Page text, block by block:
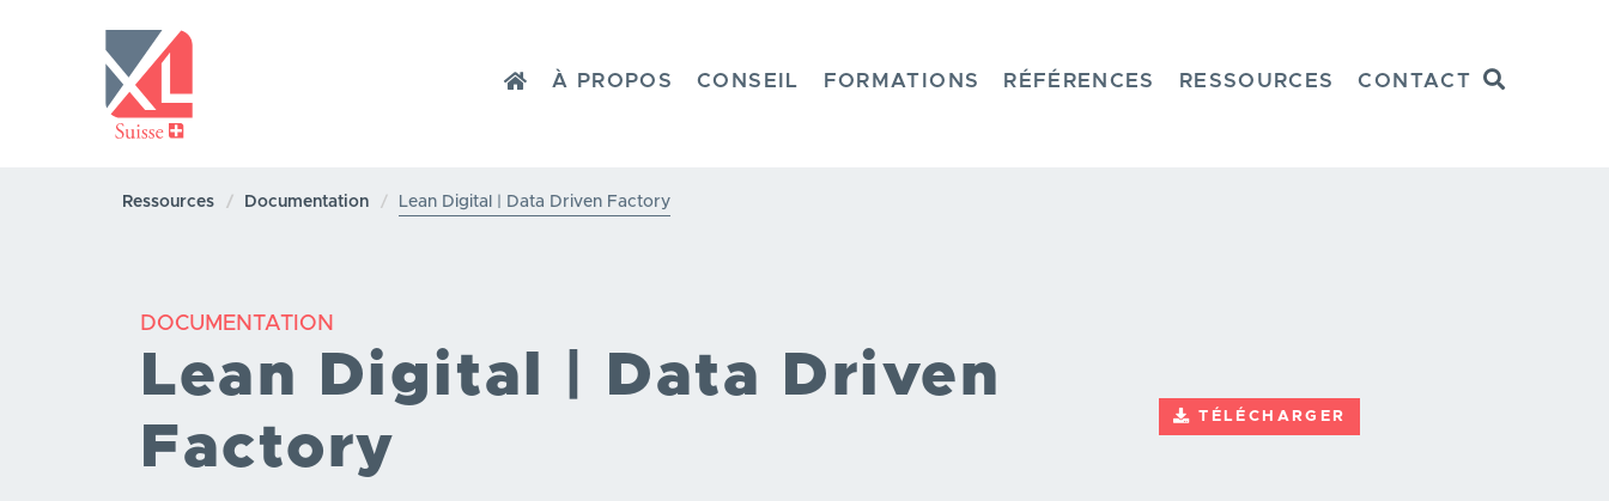
NAVIGATION
HOME
À PROPOS CONSEIL FORMATIONS RÉFÉRENCES RESSOURCES CONTACT
Ressources Documentation Lean Digital | Data Driven Factory
DOCUMENTATION
Lean Digital | Data Driven
Factory
TÉLÉCHARGER